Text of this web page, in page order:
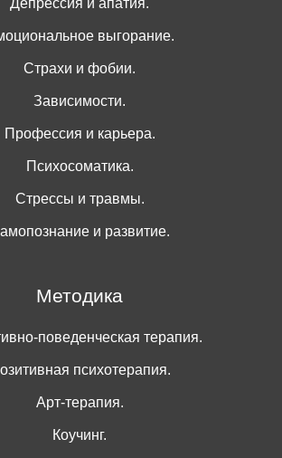
выгорание.
Страхи и фобии.
Зависимости.
Профессия и карьера.
Психосоматика.
Стрессы и травмы.
и развитие.
Методика
поведенческая терапия.
психотерапия.
Арт-терапия.
Коучинг.